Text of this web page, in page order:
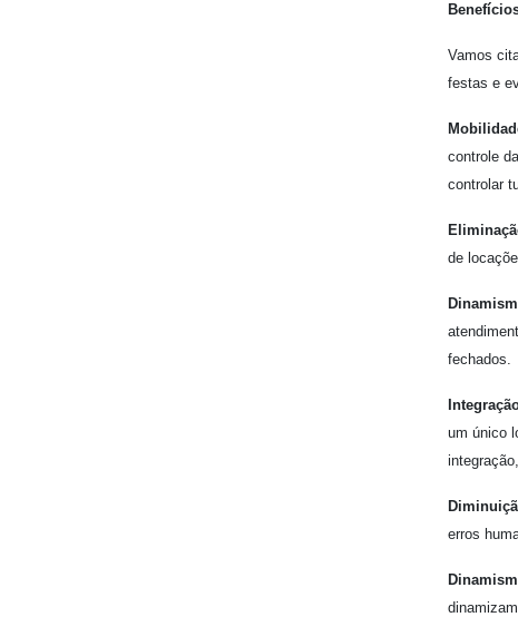
Vamos
festas e
controle
controlar
de
fechados.
um único
erros